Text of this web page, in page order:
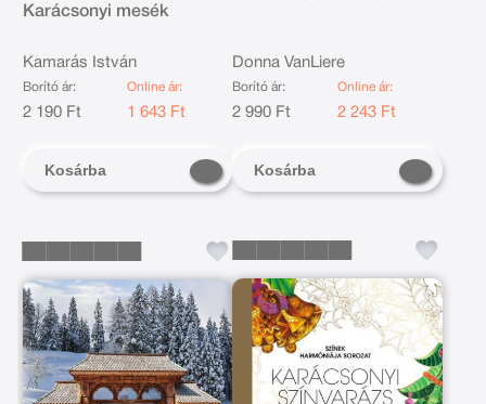
Karácsonyi mesék
Kamarás István
Borító ár:
2 190 Ft
Online ár:
1 643 Ft
Kosárba
Donna VanLiere
Borító ár:
2 990 Ft
Online ár:
2 243 Ft
Kosárba